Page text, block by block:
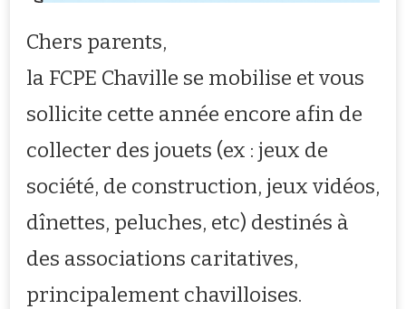
Chers parents,
la FCPE Chaville se mobilise et vous
sollicite cette année encore afin de
collecter des jouets (ex : jeux de
société, de construction, jeux vidéos,
dînettes, peluches, etc) destinés à
des associations caritatives,
principalement chavilloises.